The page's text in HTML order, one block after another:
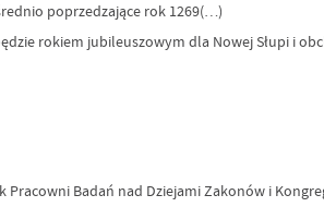
poprzedzające rok 1269(…)
rokiem jubileuszowym dla Nowej Słupi i
Badań nad Dziejami Zakonów i